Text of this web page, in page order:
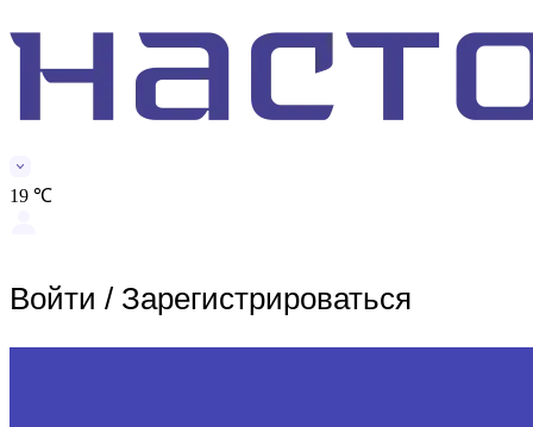
19 ℃
Войти / Зарегистрироваться